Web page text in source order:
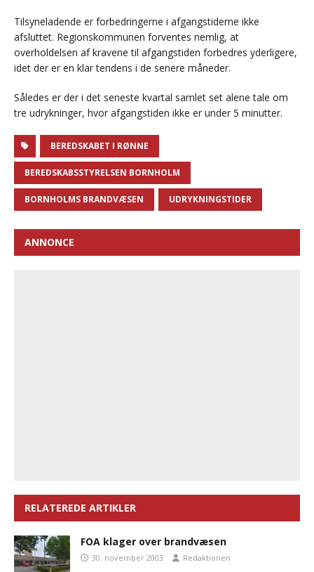
Tilsyneladende er forbedringerne i afgangstiderne ikke
afsluttet. Regionskommunen forventes nemlig, at
overholdelsen af kravene til afgangstiden forbedres yderligere,
idet der er en klar tendens i de senere måneder.
Således er der i det seneste kvartal samlet set alene tale om
tre udrykninger, hvor afgangstiden ikke er under 5 minutter.
BEREDSKABET I RØNNE
BEREDSKABSSTYRELSEN BORNHOLM
BORNHOLMS BRANDVÆSEN UDRYKNINGSTIDER
ANNONCE
RELATEREDE ARTIKLER
FOA klager over brandvæsen
30. november 2003 Redaktionen